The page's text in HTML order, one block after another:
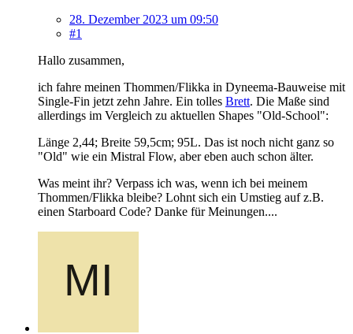
28. Dezember 2023 um 09:50
#1
Hallo zusammen,
ich fahre meinen Thommen/Flikka in Dyneema-Bauweise mit
Single-Fin jetzt zehn Jahre. Ein tolles Brett. Die Maße sind
allerdings im Vergleich zu aktuellen Shapes "Old-School":
Länge 2,44; Breite 59,5cm; 95L. Das ist noch nicht ganz so
"Old" wie ein Mistral Flow, aber eben auch schon älter.
Was meint ihr? Verpass ich was, wenn ich bei meinem
Thommen/Flikka bleibe? Lohnt sich ein Umstieg auf z.B.
einen Starboard Code? Danke für Meinungen....